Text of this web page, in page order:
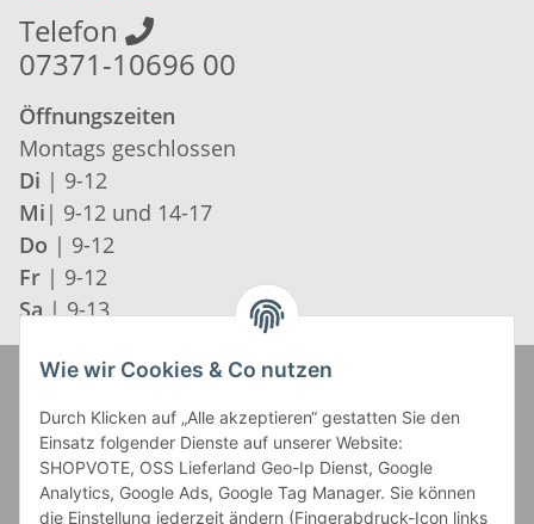
Telefon
07371-10696 00
Öffnungszeiten
Montags geschlossen
Di | 9-12
Mi | 9-12 und 14-17
Do | 9-12
Fr | 9-12
Sa | 9-13
Wie wir Cookies & Co nutzen
Durch Klicken auf „Alle akzeptieren“ gestatten Sie den
Einsatz folgender Dienste auf unserer Website:
SHOPVOTE, OSS Lieferland Geo-Ip Dienst, Google
Analytics, Google Ads, Google Tag Manager. Sie können
die Einstellung jederzeit ändern (Fingerabdruck-Icon links